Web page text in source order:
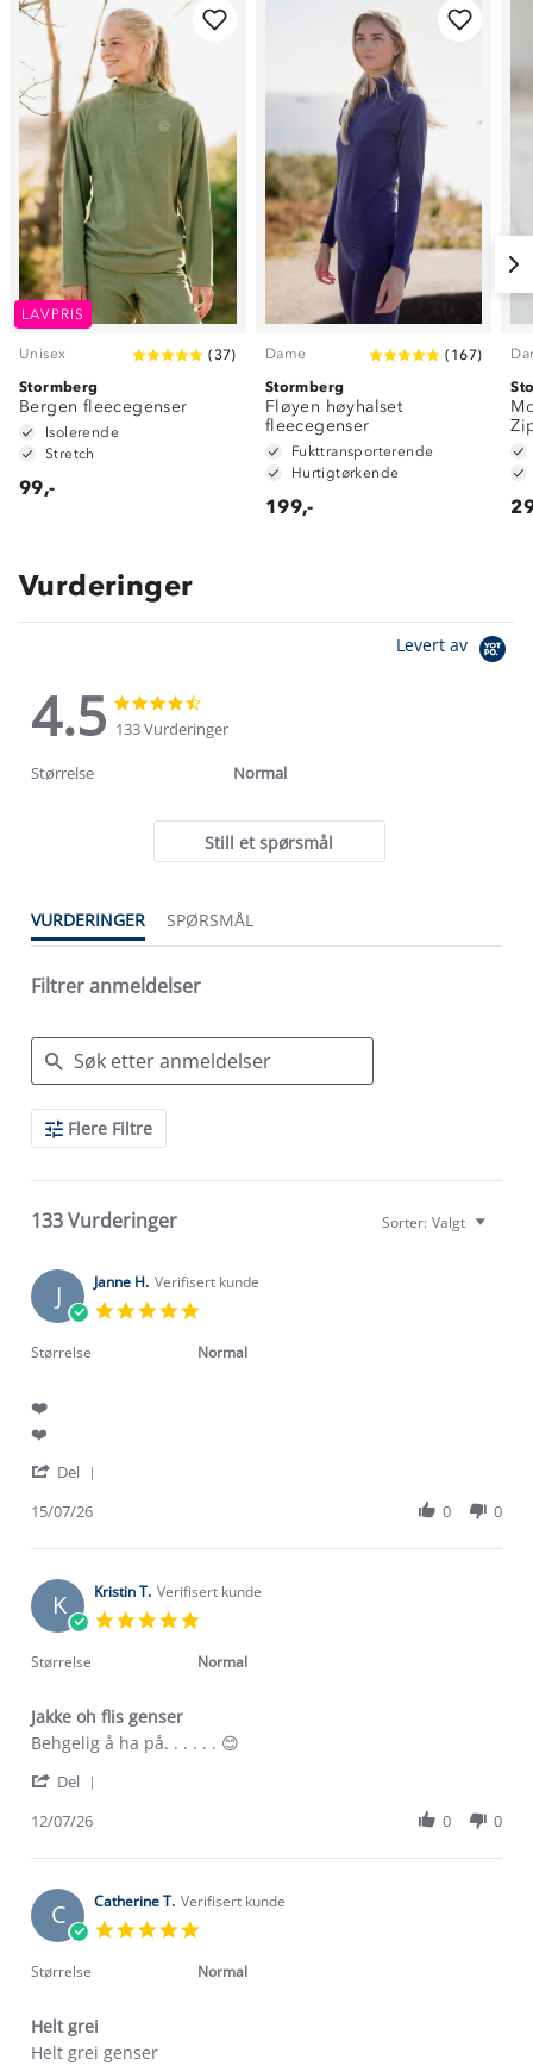
LAVPRIS
Unisex (37)
Stormberg
Bergen fleecegenser
Isolerende
Stretch
99,-
Dame ( 167)
Stormberg
Fløyen høyhalset
fleecegenser
Fukttransporterende
Hurtigtørkende
199,-
Vurderinger
Levert av
4.5
4.5
star
rating
star
rating
133 Vurderinger
Størrelse Normal
Still et spørsmål
VURDERINGER SPØRSMÅL
Filtrer anmeldelser
Search
ReviewsFlere Filtre
133 Vurderinger Sorter: Valgt
J Janne H. Verifisert kunde
rating
Størrelse Normal
❤️
Review
Janne
on
Jul
review
❤️
❤️
Del
Janne
on
15
Jul
15/07/26 0 0
K Kristin T. Verifisert kunde
rating
Størrelse Normal
Jakke oh flis genser
Review
Kristin
on
Jul
review
Jakke
flis
Behgelig å ha på. . . . . . 😊
Del
Kristin
on
12
Jul
12/07/26 0 0
C Catherine T. Verifisert kunde
rating
Størrelse Normal
Helt grei
Review
review
Helt grei genser